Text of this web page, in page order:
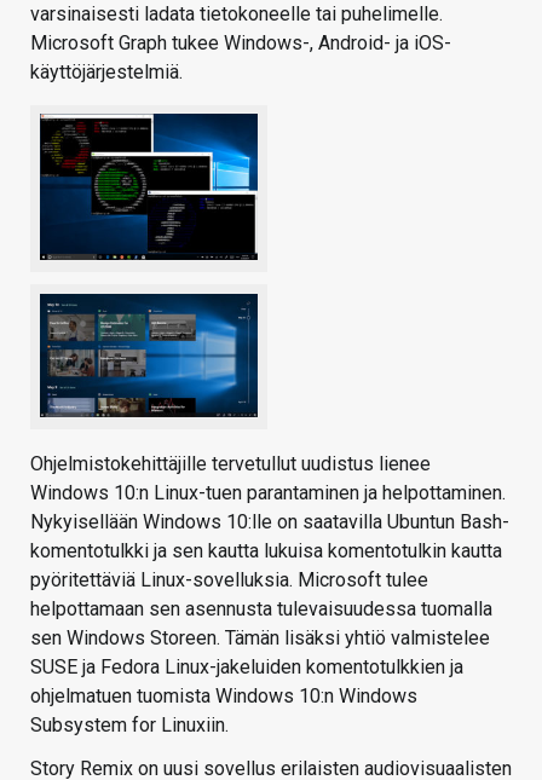
varsinaisesti ladata tietokoneelle tai puhelimelle.
Microsoft Graph tukee Windows-, Android- ja iOS-
käyttöjärjestelmiä.
Ohjelmistokehittäjille tervetullut uudistus lienee
Windows 10:n Linux-tuen parantaminen ja helpottaminen.
Nykyisellään Windows 10:lle on saatavilla Ubuntun Bash-
komentotulkki ja sen kautta lukuisa komentotulkin kautta
pyöritettäviä Linux-sovelluksia. Microsoft tulee
helpottamaan sen asennusta tulevaisuudessa tuomalla
sen Windows Storeen. Tämän lisäksi yhtiö valmistelee
SUSE ja Fedora Linux-jakeluiden komentotulkkien ja
ohjelmatuen tuomista Windows 10:n Windows
Subsystem for Linuxiin.
Story Remix on uusi sovellus erilaisten audiovisuaalisten